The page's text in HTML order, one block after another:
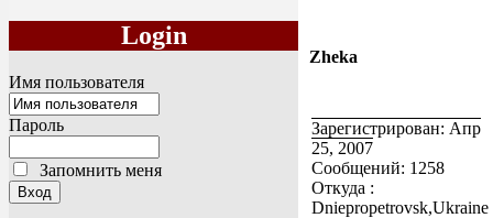
Login
Имя пользователя
Пароль
Запомнить меня
Zheka
Зарегистрирован: Апр
25, 2007
Сообщений: 1258
Откуда :
Dniepropetrovsk,Ukraine